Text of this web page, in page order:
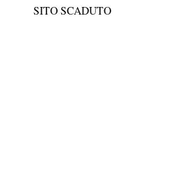
SITO SCADUTO